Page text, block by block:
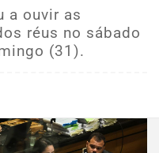
a ouvir as
réus no sábado
(31).